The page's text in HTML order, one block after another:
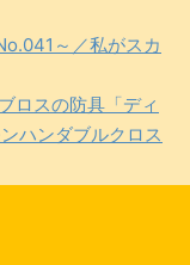
～／私がスカ
ロスの防具「ディ
ハンダブルクロス